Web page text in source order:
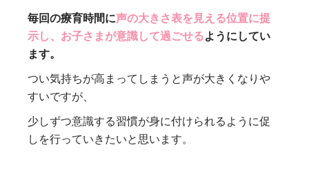
毎回の療育時間に声の大きさ表を見える位置に提
示し、お子さまが意識して過ごせるようにしてい
ます。
つい気持ちが高まってしまうと声が大きくなりや
すいですが、
少しずつ意識する習慣が身に付けられるように促
しを行っていきたいと思います。